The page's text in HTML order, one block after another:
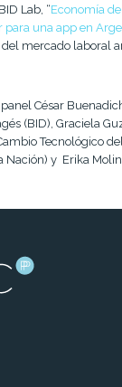
Lab, “Economía
para una app en
mercado laboral
César
(BID), Graciela
Tecnológico
Nación) y Erika